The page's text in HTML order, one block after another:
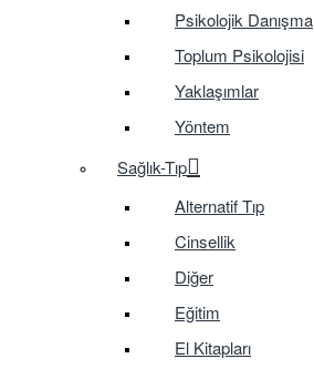
Psikolojik Danışma
Toplum Psikolojisi
Yaklaşımlar
Yöntem
Sağlık-Tıp
Alternatif Tıp
Cinsellik
Diğer
Eğitim
El Kitapları